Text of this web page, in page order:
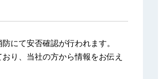
にて安否確認が行われます。
り、当社の方から情報をお伝え